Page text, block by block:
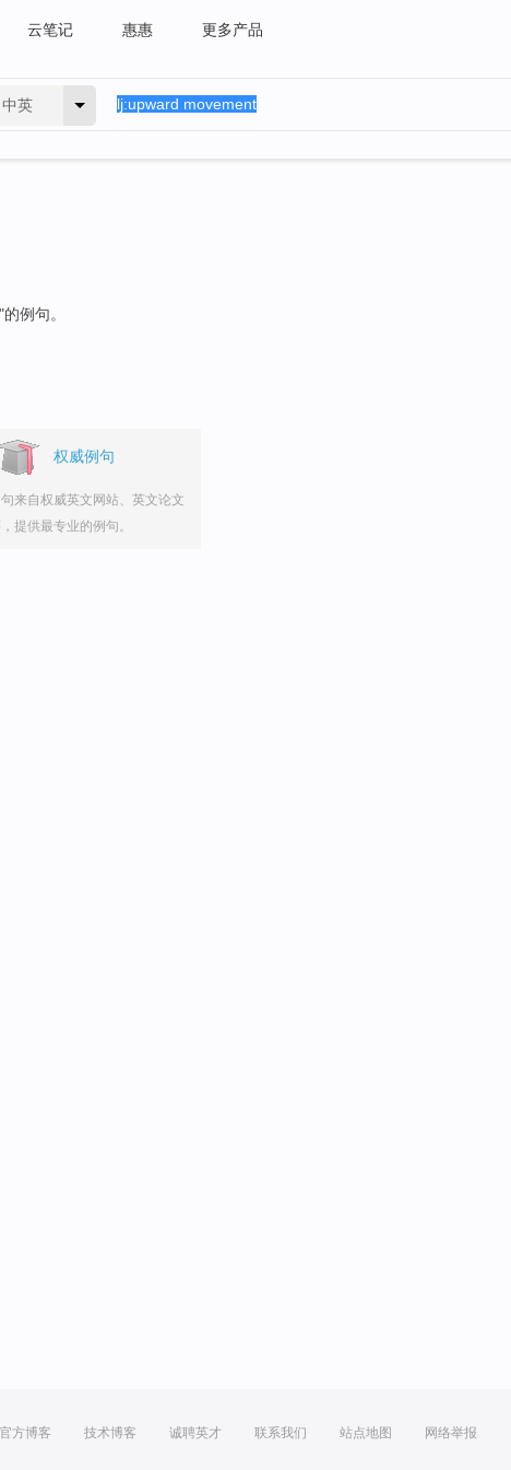
云笔记 惠惠 更多产品
中英
"的例句。
权威例句
来自权威英文网站、英文论文
提供最专业的例句。
官方博客 技术博客 诚聘英才 联系我们 站点地图 网络举报